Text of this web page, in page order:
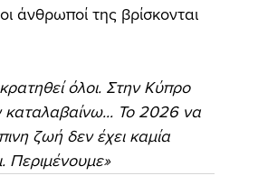
άνθρωποί της βρίσκονται
όλοι. Στην Κύπρο
Το 2026 να
ζωή δεν έχει καμία
Περιμένουμε»